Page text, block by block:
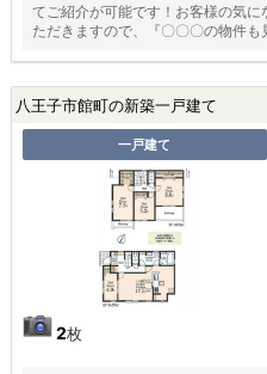
てご紹介が可能です！お客様の気
ただきますので、『〇〇〇の物件
八王子市館町の新築一戸建て
一戸建て
2枚